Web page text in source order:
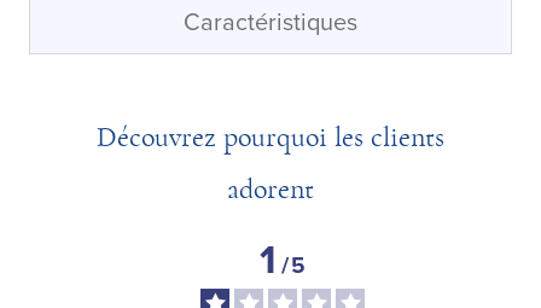
Caractéristiques
Découvrez pourquoi les clients
adorent
1/5